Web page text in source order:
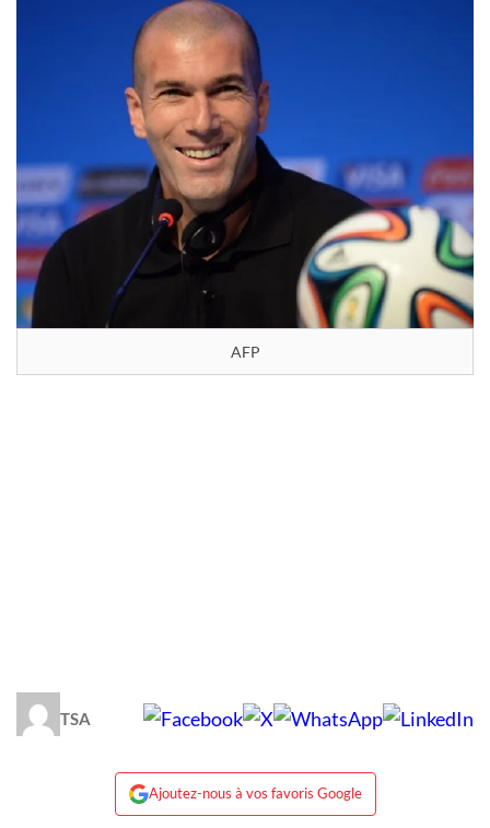
AFP
TSA
Ajoutez-nous à vos favoris Google